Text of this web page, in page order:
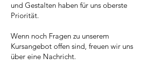
und Gestalten haben für uns oberste
Priorität.
Wenn noch Fragen zu unserem
Kursangebot offen sind, freuen wir uns
über eine Nachricht.